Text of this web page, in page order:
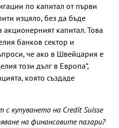
по капитал от първи
изцяло, без да бъде
капитал. Това
банков сектор и
че ако в Швейцария е
този дълг в Европа“,
която създаде
купуването на Credit Suisse
на финансовите пазари?